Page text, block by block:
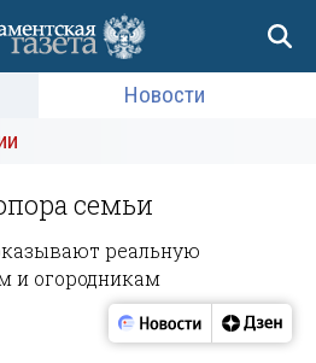
Новости
семьи
реальную
и огородникам